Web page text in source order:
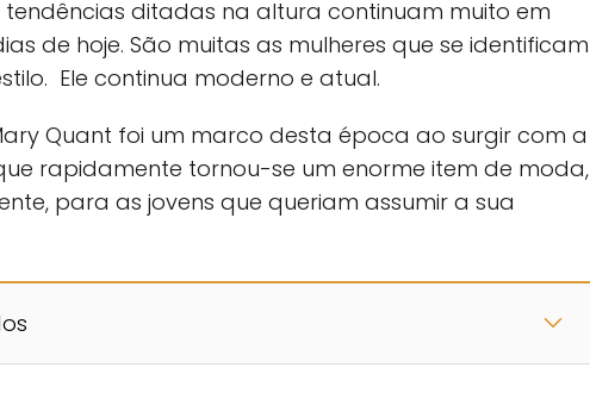
tendências ditadas na altura continuam muito em
de hoje. São muitas as mulheres que se identificam
Ele continua moderno e atual.
Quant foi um marco desta época ao surgir com a
rapidamente tornou-se um enorme item de moda,
para as jovens que queriam assumir a sua